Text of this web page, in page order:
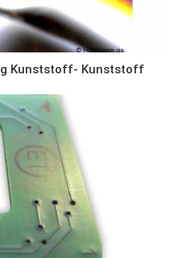
Kunststoff- Kunststoff